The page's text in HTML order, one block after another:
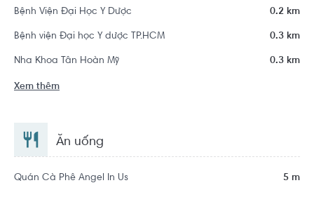
Bệnh Viện Đại Học Y Dược 0.2 km
Bệnh viện Đại học Y dược TP.HCM 0.3 km
Nha Khoa Tân Hoàn Mỹ 0.3 km
Xem thêm
Ăn uống
Quán Cà Phê Angel In Us 5 m